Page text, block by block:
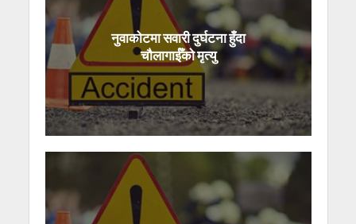
नुवाकोटमा सवारी दुर्घटना हुँदा
चौलागाईँको मृत्यु